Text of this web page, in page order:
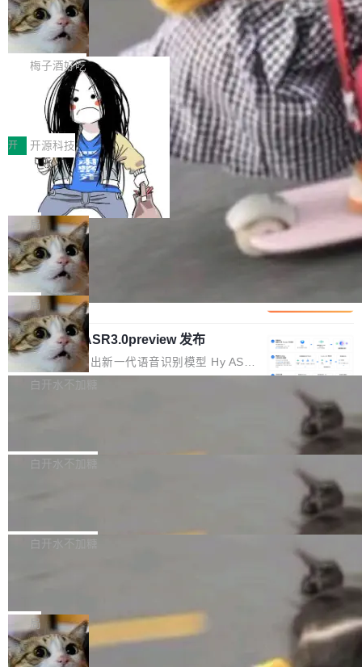
有云模型能够满足快速试用和效率提升的需求。
但对于金融、能源、医疗等对数据安全要求较...
让AI用起来，还要进一步看清混合算力时代下，
Token花在哪里、算力是否被充分利用，以及持
续增长的AI成本该如何优化。 深信服AI算力网关
正是围绕这些实际问题，从Token治理和成本治
理两个方面，让用户的每一份算力都看得清、管
得住、用得稳、省得下、更安全！ 一、从现在开
始，Token使用一目...
ean 在 Google 工作了 27 年后，宣布离职。 他
不是一个人走。一同离开的还有 Sanjay Ghema
wat（Google 员工编号 23，Jeff Dean 二十多
年的编程搭档，MapReduce 和 Bigtable 的共同
作者）、Quoc Le（Google 大脑核心成员，Se
q2Seq 和 DocAI 的共同发明人）以及 Oriol Vin
yals（Gemini 联合负责人，AlphaSta...
🔥 SolonCode v2026.8.4 发布：界面
字体可调、22 种语言、记忆搜索增强
打开终端就能上岗的全中文编码智能体，这一轮
把「看得清、用母语、记得住」三件事一次补
齐。 SolonCode 是什么 SolonCode 是杭州无
耳科技研发的企业级终端编码智能体——一位全
中文驱动的数字员工，自主理解需求、规划步
骤、编写代码。不挑模型、不挑平台，curl 一行
装完即用。 开源地址：Gitee · GitCode · GitHu
b 安装 支持 Java 8+（8~26）、macOS / Linu
x / Windows / Harmony PC。 # macOS / Linu
x / Harmony PC curl -fsSL https://solon.noea
r.org/solon...
梅子酒好吃
让“代码语义理解”深度释放AI Coding
价值潜能：华为云码道（CodeArts）
代码仓技术解析
一、代码仓深度理解技术的作用与价值 在软件工
程实践中，代码仓是企业核心知识资产的主要载
体。企业级代码仓库通常包含数十万乃至数百万
个文件，其规模远超单次模型调用可承载的上下
文窗口。随着项目规模的持续扩张与代码历史的
不断累积，代码仓中的模块关系、接口契约、业
务逻辑等关键信息往往分散于数十乃至数百个文
件之中，形成高度复杂的知识关联网络。传统的
代码检索手段（如关键词匹配、目录遍历）仅能
在语法层面完成文本定位，难以触及代码的语义
内涵与结构关联，导致开发者使用代码智能体在
理解大规模代码仓时面临显著"代码仓理解"瓶
颈。 代码仓深度理解服务（以下简称" CodeBas
e深度理解服务"）是华为云码道（CodeA...
开 开源科技
一条“删库”命令跑 17 小时，算法工程
师删光 89TB 数据只为干私活
最高人民检察院8月4日公布了一起案件：北京一
名90后算法工程师王某，为了给自己接的私活腾
服务器空间，删光了公司AI游戏部门的全部核心
数据。 王某2024年1月入职东城区某科技公司AI
短剧部门，有互联网大厂背景。在公司内部架构
调整期间，部门三次通知全员将数据从A集群迁
移到B集群，王某都回复了"收到"。 他没有迁移
数据。2024年9月3日下午4点，他使用此前登录
的账号密码进入A集群，输入了一条被程序员圈
称为"删库跑路"的命令——最高管理员权限、无
自研的多个文生3D和...
局
Cloudflare 分享推理优化实践：KV ca
che 量化 + 权重压缩，吞吐量提升 4
1%，成本降 30%
Kimi 和 GLM 是当前最强的大模型系列之一，但
它们有一个共同的问题：太吃显存了。月之暗面
的 Kimi K 系列和智谱的 GLM 都是长上下文、M
oE 架构的大模型，好用到让人上瘾，但 GPU 显
存永远不够用。 Cloudflare 的 Workers AI 团队
一直在跑这些模型的推理。他们在官方博客上发
整性保护。效果是：吞吐量提升 41%，每 token
局
腾讯混元 Hy ASR3.0preview 发布
腾讯混元正式推出新一代语音识别模型 Hy ASR
3.0preview。基于最新一代大语言模型 Hy3 的
让语音识别不再只是听清，而是真正听懂。通过
w 不要求标准普通话，方言识别覆盖粤语、吴语
白开水不加糖
新和少量网页兼容性修复版本。 Changes/fixe
容提供的字体时出现的几个问题 为避免音频加
质的最低采样率）的音频格式将被拒绝 修复了 C
SS 圆角虚线样式中可能存在的问题 如果表单中
的图像元素不在同一个子树中，则它们将不再关
白开水不加糖
发布的 Release Notes，他利用 AI 工具（如 Co
最强的若干项。对于尚未正式发版的 PG 19，则
通过拉取过去一年内（从 PG 18 Beta1 时间点
至今）的所有 commit，同样交由 AI 分析提炼。
白开水不加糖
维护工作一直与我的日常工作、家务、社交生活
和休闲娱乐竞争时间。" 这是 libexpat 维护者 S
ebastian Pipping 写在博客里的话。8 月 4 日，
局
Firefox 153.0.3 发布